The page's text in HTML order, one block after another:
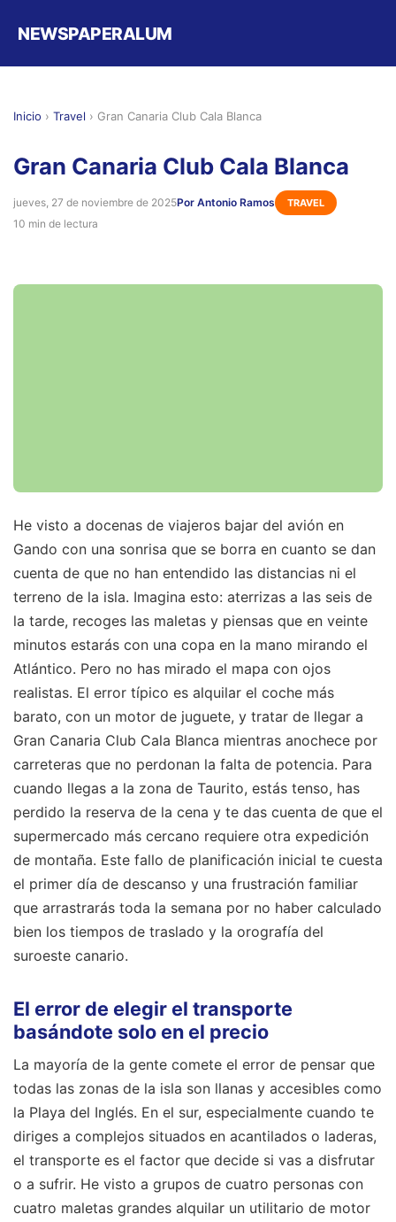
NEWSPAPERALUM
Inicio › Travel › Gran Canaria Club Cala Blanca
Gran Canaria Club Cala Blanca
jueves, 27 de noviembre de 2025Por Antonio Ramos TRAVEL
10 min de lectura
He visto a docenas de viajeros bajar del avión en
Gando con una sonrisa que se borra en cuanto se dan
cuenta de que no han entendido las distancias ni el
terreno de la isla. Imagina esto: aterrizas a las seis de
la tarde, recoges las maletas y piensas que en veinte
minutos estarás con una copa en la mano mirando el
Atlántico. Pero no has mirado el mapa con ojos
realistas. El error típico es alquilar el coche más
barato, con un motor de juguete, y tratar de llegar a
Gran Canaria Club Cala Blanca mientras anochece por
carreteras que no perdonan la falta de potencia. Para
cuando llegas a la zona de Taurito, estás tenso, has
perdido la reserva de la cena y te das cuenta de que el
supermercado más cercano requiere otra expedición
de montaña. Este fallo de planificación inicial te cuesta
el primer día de descanso y una frustración familiar
que arrastrarás toda la semana por no haber calculado
bien los tiempos de traslado y la orografía del
suroeste canario.
El error de elegir el transporte
basándote solo en el precio
La mayoría de la gente comete el error de pensar que
todas las zonas de la isla son llanas y accesibles como
la Playa del Inglés. En el sur, especialmente cuando te
diriges a complejos situados en acantilados o laderas,
el transporte es el factor que decide si vas a disfrutar
o a sufrir. He visto a grupos de cuatro personas con
cuatro maletas grandes alquilar un utilitario de motor